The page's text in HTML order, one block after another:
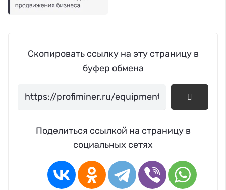
Скопировать ссылку на эту страницу в
буфер обмена
Поделиться ссылкой на страницу в
социальных сетях